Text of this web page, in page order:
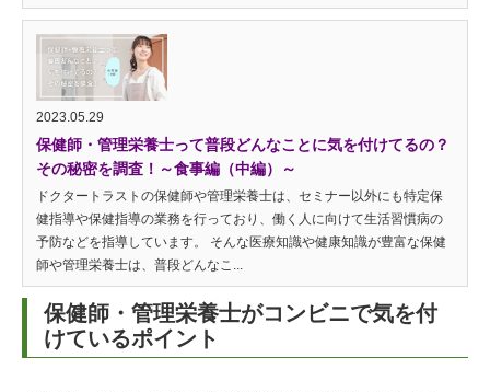
2023.05.29
保健師・管理栄養士って普段どんなことに気を付けてるの？
その秘密を調査！～食事編（中編）～
ドクタートラストの保健師や管理栄養士は、セミナー以外にも特定保
健指導や保健指導の業務を行っており、働く人に向けて生活習慣病の
予防などを指導しています。 そんな医療知識や健康知識が豊富な保健
師や管理栄養士は、普段どんなこ...
保健師・管理栄養士がコンビニで気を付
けているポイント